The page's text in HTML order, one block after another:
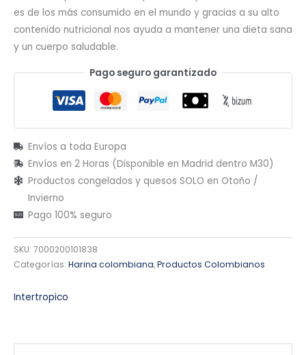
es de los más consumido en el mundo y gracias a su alto
contenido nutricional nos ayuda a mantener una dieta sana
y un cuerpo saludable.
Pago seguro garantizado
Envíos a toda Europa
Envíos en 2 Horas (Disponible en Madrid dentro M30)
Productos congelados y quesos SOLO en Otoño /
Invierno
Pago 100% seguro
SKU: 7000200101838
Categorías: Harina colombiana,Productos Colombianos
Intertropico